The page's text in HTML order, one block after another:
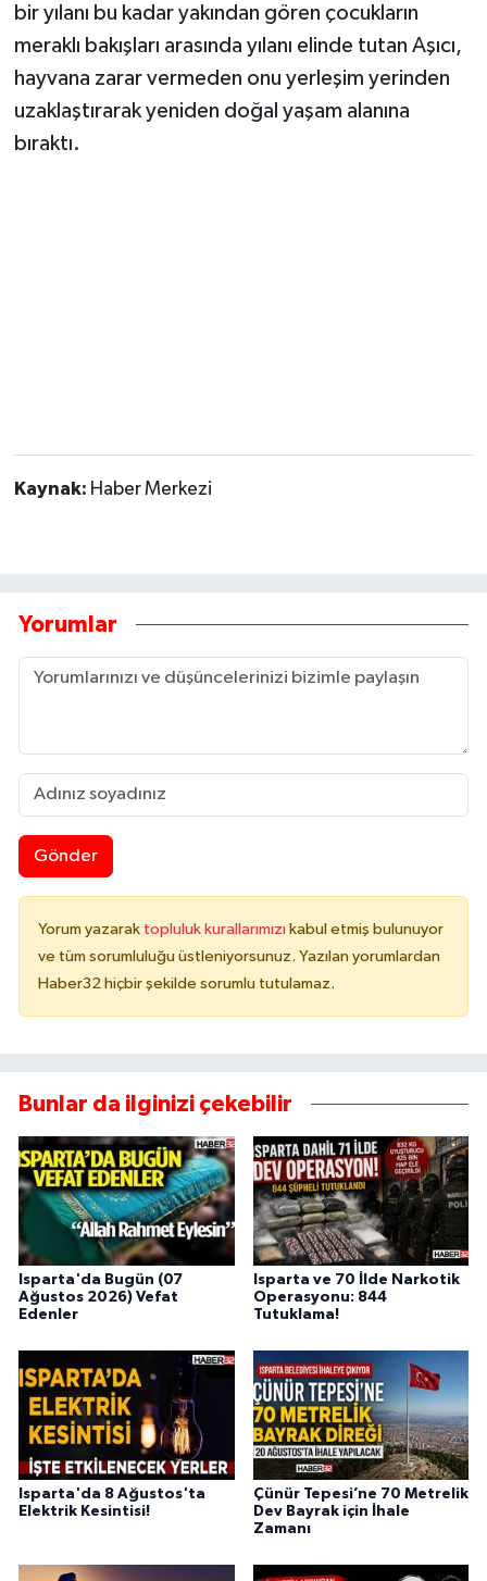
bir yılanı bu kadar yakından gören çocukların
meraklı bakışları arasında yılanı elinde tutan Aşıcı,
hayvana zarar vermeden onu yerleşim yerinden
uzaklaştırarak yeniden doğal yaşam alanına
bıraktı.
Kaynak: Haber Merkezi
Yorumlar
Gönder
Yorum yazarak topluluk kurallarımızı kabul etmiş bulunuyor
ve tüm sorumluluğu üstleniyorsunuz. Yazılan yorumlardan
Haber32 hiçbir şekilde sorumlu tutulamaz.
Bunlar da ilginizi çekebilir
Isparta'da Bugün (07
Ağustos 2026) Vefat
Edenler
Isparta ve 70 İlde Narkotik
Operasyonu: 844
Tutuklama!
Isparta'da 8 Ağustos'ta
Elektrik Kesintisi!
Çünür Tepesi’ne 70 Metrelik
Dev Bayrak için İhale
Zamanı